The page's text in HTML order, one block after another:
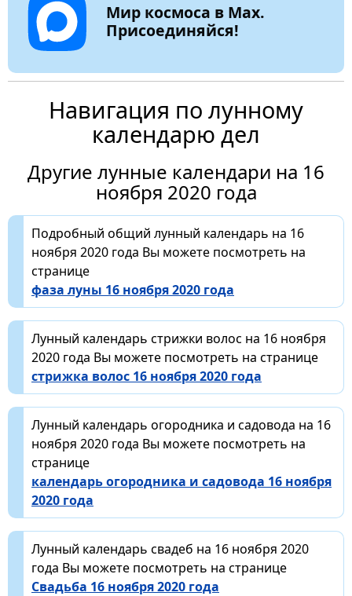
Мир космоса в Max.
Присоединяйся!
Навигация по лунному
календарю дел
Другие лунные календари на 16
ноября 2020 года
Подробный общий лунный календарь на 16
ноября 2020 года Вы можете посмотреть на
странице
фаза луны 16 ноября 2020 года
Лунный календарь стрижки волос на 16 ноября
2020 года Вы можете посмотреть на странице
стрижка волос 16 ноября 2020 года
Лунный календарь огородника и садовода на 16
ноября 2020 года Вы можете посмотреть на
странице
календарь огородника и садовода 16 ноября
2020 года
Лунный календарь свадеб на 16 ноября 2020
года Вы можете посмотреть на странице
Свадьба 16 ноября 2020 года